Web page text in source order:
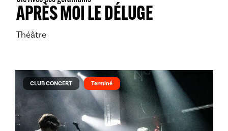
APRÈS MOI LE DÉLUGE
Théâtre
CLUB CONCERT Terminé